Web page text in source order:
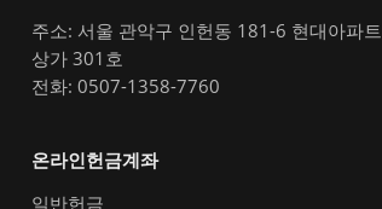
주소: 서울 관악구 인헌동 181-6 현대아파트
상가 301호
전화: 0507-1358-7760
온라인헌금계좌
일반헌금